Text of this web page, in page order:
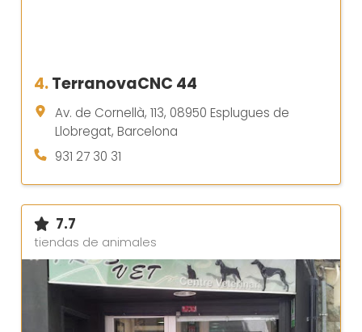
4.TerranovaCNC 44
Av. de Cornellà, 113, 08950 Esplugues de
Llobregat, Barcelona
931 27 30 31
7.7
tiendas de animales